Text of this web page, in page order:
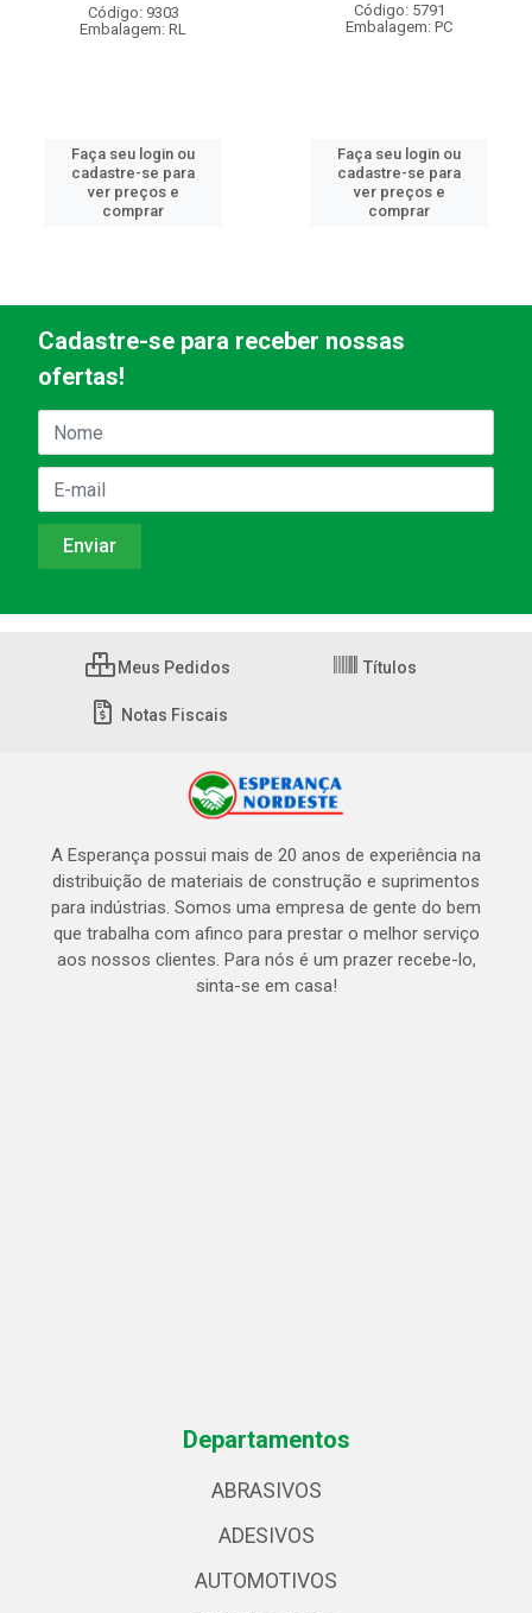
Código: 9303
Embalagem: RL
Faça seu login ou
cadastre-se para
ver preços e
comprar
Código: 5791
Embalagem: PC
Faça seu login ou
cadastre-se para
ver preços e
comprar
Cadastre-se para receber nossas
ofertas!
Meus Pedidos Títulos
Notas Fiscais
A Esperança possui mais de 20 anos de experiência na
distribuição de materiais de construção e suprimentos
para indústrias. Somos uma empresa de gente do bem
que trabalha com afinco para prestar o melhor serviço
aos nossos clientes. Para nós é um prazer recebe-lo,
sinta-se em casa!
Departamentos
ABRASIVOS
ADESIVOS
AUTOMOTIVOS